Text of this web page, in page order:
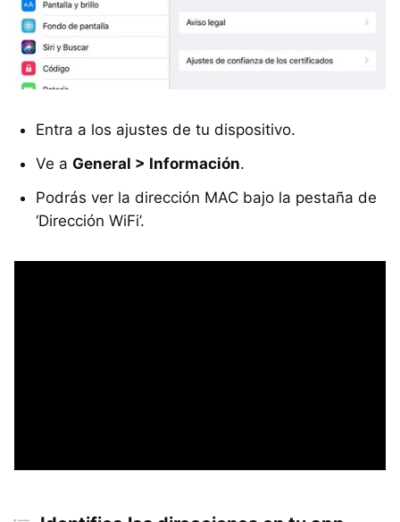
Entra a los ajustes de tu dispositivo.
Ve a General > Información.
Podrás ver la dirección MAC bajo la pestaña de
‘Dirección WiFi’.